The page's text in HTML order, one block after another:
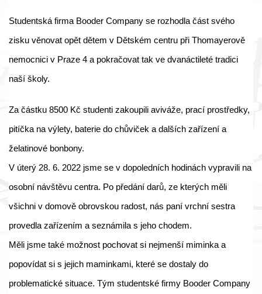
Studentská firma Booder Company se rozhodla část svého
zisku věnovat opět dětem v Dětském centru při Thomayerově
nemocnici v Praze 4 a pokračovat tak ve dvanáctileté tradici
naší školy.
Za částku 8500 Kč studenti zakoupili aviváže, prací prostředky,
pitíčka na výlety, baterie do chůviček a dalších zařízení a
želatinové bonbony.
V úterý 28. 6. 2022 jsme se v dopoledních hodinách vypravili na
osobní návštěvu centra. Po předání darů, ze kterých měli
všichni v domově obrovskou radost, nás paní vrchní sestra
provedla zařízením a seznámila s jeho chodem.
Měli jsme také možnost pochovat si nejmenší miminka a
popovídat si s jejich maminkami, které se dostaly do
problematické situace. Tým studentské firmy Booder Company